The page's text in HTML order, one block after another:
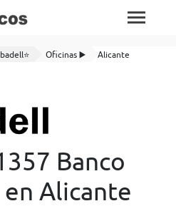
Oficinas ▶️
Alicante
Banco
Alicante